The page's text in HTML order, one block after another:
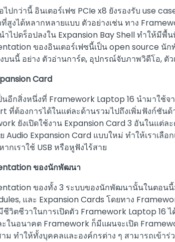
ไปกว่านี้ อินเตอร์เฟซ PCIe x8 ยังรองรับ use
ที่สูงได้หลากหลายแบบ ตัวอย่างเช่น ทาง
ำไปดร็อปลงใน Expansion Bay Shell ทำให้มีพื้น
ของอินเตอร์เฟซนี้เป็น open source นั
บนนี้ อย่าง ตัวอ่านการ์ด, อุปกรณ์จับภาพวิดีโอ, ตัว
Card
นอีกสิ่งหนึ่งที่ Framework Laptop 16 นำมาใช้จ
ที่ต้องการได้ในแต่ละด้านรวมไปถึงเพิ่มฟังก์ชัน
ยังเปิดใช้งาน Expansion Card 3 อันในแต่
Audio Expansion Card แบบใหม่ ทำให้เราเลือ
กเราใช้ USB หรือหูฟังไร้สาย
ของนักพัฒนา
ของทั้ง 3 ระบบของนักพัฒนานั้นในตอนนี้
และ Expansion Cards โดยทาง
ชีวิตชีวาในการเปิดตัว Framework Laptop 16
ะในอนาคต Framework ก็มีแผนจะเปิด
ม ทำให้ทั้งบุคคลและองค์กรต่าง ๆ สามารถเข้าร่